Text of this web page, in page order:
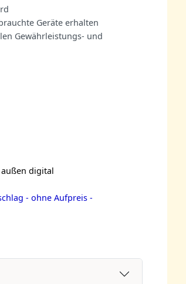
Geräte erhalten
Gewährleistungs- und
digital
- ohne Aufpreis -